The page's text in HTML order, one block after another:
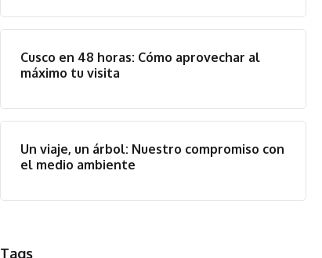
Cusco en 48 horas: Cómo aprovechar al
máximo tu visita
Un viaje, un árbol: Nuestro compromiso con
el medio ambiente
Tags